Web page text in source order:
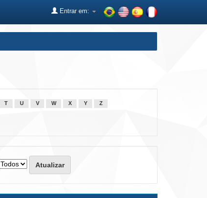
Entrar em:
T U V W X Y Z